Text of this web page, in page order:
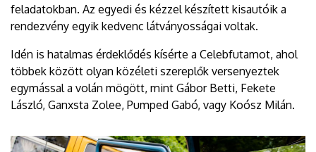
feladatokban. Az egyedi és kézzel készített kisautóik a
rendezvény egyik kedvenc látványosságai voltak.
Idén is hatalmas érdeklődés kísérte a Celebfutamot, ahol
többek között olyan közéleti szereplők versenyeztek
egymással a volán mögött, mint Gábor Betti, Fekete
László, Ganxsta Zolee, Pumped Gabó, vagy Koósz Milán.